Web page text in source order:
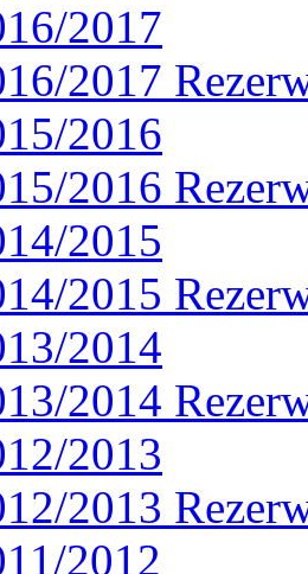
2017
2017
2016
2016
2015
2015
2014
2014
2013
2013
2012